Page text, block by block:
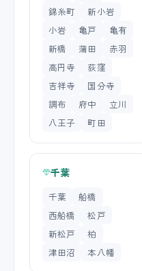
錦糸町
新小岩
小岩
亀戸
亀有
新橋
蒲田
赤羽
高円寺
荻窪
吉祥寺
国分寺
調布
府中
立川
八王子
町田
千葉
千葉
船橋
西船橋
松戸
新松戸
柏
津田沼
本八幡